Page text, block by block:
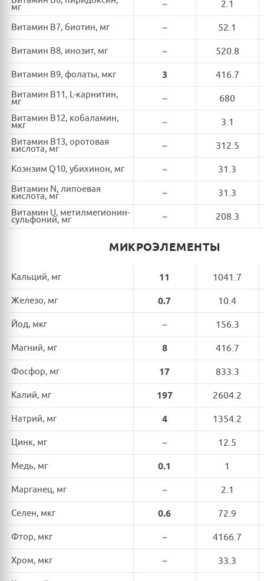
мг ~ 2.1
Витамин B7, биотин, мг ~ 52.1
Витамин B8, инозит, мг ~ 520.8
Витамин B9, фолаты, мкг 3 416.7
Витамин B11, L-карнитин,
мг ~ 680
Витамин B12, кобаламин,
мкг ~ 3.1
Витамин B13, оротовая
кислота, мг ~ 312.5
Коэнзим Q10, убихинон, мг ~ 31.3
Витамин N, липоевая
кислота, мг ~ 31.3
Витамин U, метилмегионин-
сульфоний, мг ~ 208.3
МИКРОЭЛЕМЕНТЫ
Кальций, мг 11 1041.7
Железо, мг 0.7 10.4
Йод, мкг ~ 156.3
Магний, мг 8 416.7
Фосфор, мг 17 833.3
Калий, мг 197 2604.2
Натрий, мг 4 1354.2
Цинк, мг ~ 12.5
Медь, мг 0.1 1
Марганец, мг ~ 2.1
Селен, мкг 0.6 72.9
Фтор, мкг ~ 4166.7
Хром, мкг ~ 33.3